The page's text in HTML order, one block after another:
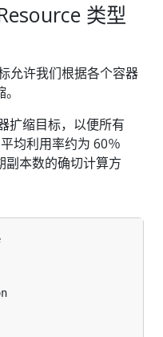
类型
允许我们根据各个容器
扩缩目标，以便所有
均利用率约为 60％
副本数的确切计算方